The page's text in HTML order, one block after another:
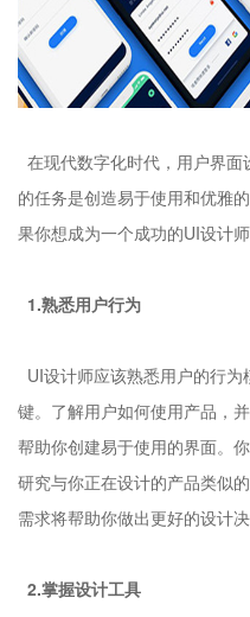
在现代数字化时代，用户界
的任务是创造易于使用和优雅
果你想成为一个成功的UI设计
1.熟悉用户行为
UI设计师应该熟悉用户的行
键。了解用户如何使用产品，
帮助你创建易于使用的界面。
研究与你正在设计的产品类似
需求将帮助你做出更好的设计决
2.掌握设计工具